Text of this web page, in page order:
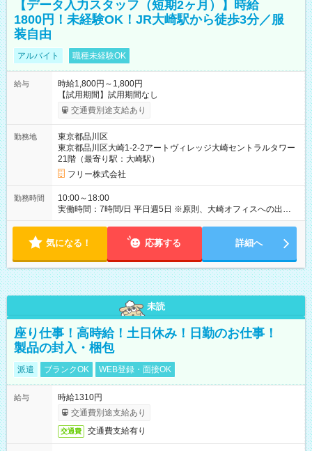
【データ入力スタッフ（短期2ヶ月）】時給
1800円！未経験OK！JR大崎駅から徒歩3分／服
装自由
アルバイト 職種未経験OK
給与
時給1,800円～1,800円
【試用期間】試用期間なし
交通費別途支給あり
勤務地
東京都品川区
東京都品川区大崎1-2-2アートヴィレッジ大崎セントラルタワー
21階（最寄り駅：大崎駅）
フリー株式会社
勤務時間
10:00～18:00
実働時間：7時間/日 平日週5日 ※原則、大崎オフィスへの出社勤
務となります。 【注意事項】 ※短期アルバイト（2026年10月
気になる！ 応募する 詳細へ
未読
座り仕事！高時給！土日休み！日勤のお仕事！
製品の封入・梱包
派遣 ブランクOK WEB登録・面接OK
給与
時給1310円
交通費別途支給あり
交通費 交通費支給有り